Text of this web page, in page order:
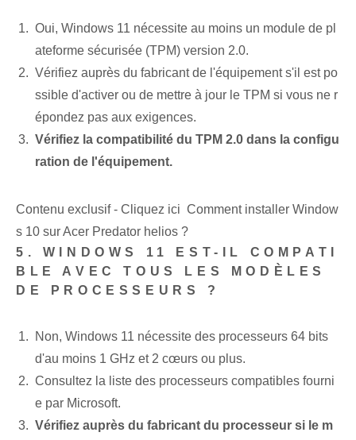
Oui, Windows​ 11⁢ nécessite au moins un module de pl
ateforme sécurisée (TPM) version 2.0.
Vérifiez auprès du fabricant de l'équipement s'il est po
ssible d'activer ou de mettre à jour le TPM si vous ne r
épondez pas aux exigences.
Vérifiez la compatibilité du TPM 2.0 dans la configu
ration de l'équipement.
Contenu exclusif - Cliquez ici Comment installer Window
s 10 sur Acer Predator helios ?
5. WINDOWS 11 EST-IL COMPATI
BLE AVEC TOUS LES MODÈLES
DE PROCESSEURS ?
Non, Windows 11 nécessite des processeurs 64 bits
d'au moins 1 GHz et 2 cœurs ou plus.
Consultez la liste des processeurs compatibles fourni
e par Microsoft.
Vérifiez auprès du fabricant du processeur si le m